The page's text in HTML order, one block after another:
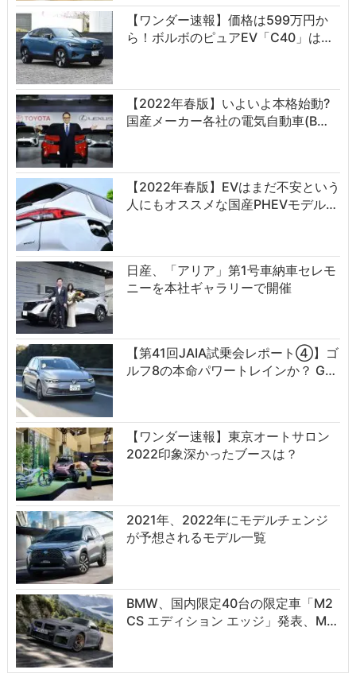
【ワンダー速報】価格は599万円か
ら！ボルボのピュアEV「C40」は…
【2022年春版】いよいよ本格始動?
国産メーカー各社の電気自動車(B…
【2022年春版】EVはまだ不安という
人にもオススメな国産PHEVモデル…
日産、「アリア」第1号車納車セレモ
ニーを本社ギャラリーで開催
【第41回JAIA試乗会レポート④】ゴ
ルフ8の本命パワートレインか？ G…
【ワンダー速報】東京オートサロン
2022印象深かったブースは？
2021年、2022年にモデルチェンジ
が予想されるモデル一覧
BMW、国内限定40台の限定車「M2
CS エディション エッジ」発表、M…